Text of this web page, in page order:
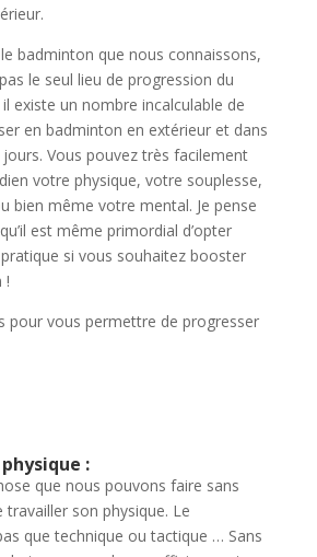
badminton que nous connaissons,
le seul lieu de progression du
existe un nombre incalculable de
en badminton en extérieur et dans
Vous pouvez très facilement
votre physique, votre souplesse,
bien même votre mental. Je pense
est même primordial d’opter
si vous souhaitez booster
!
pour vous permettre de progresser
:
que nous pouvons faire sans
travailler son physique. Le
que technique ou tactique … Sans